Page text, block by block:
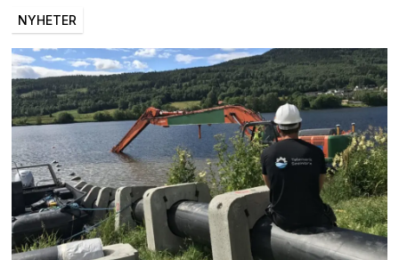
NYHETER